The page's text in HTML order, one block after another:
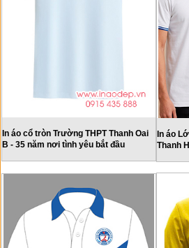
In áo cổ tròn Trường THPT Thanh Oai
B - 35 năm nơi tình yêu bắt đầu
In áo
Thanh